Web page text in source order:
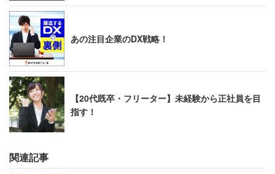
あの注目企業のDX戦略！
【20代既卒・フリーター】未経験から正社員を目
指す！
関連記事